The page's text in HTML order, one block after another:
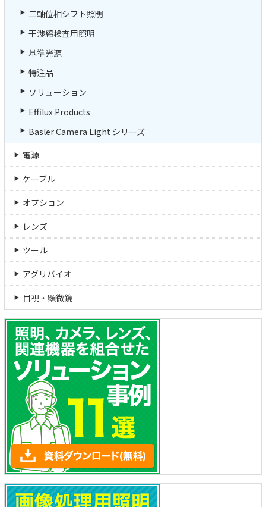
二軸位相シフト照明
干渉縞検査用照明
基準光源
特注品
ソリューション
Effilux Products
Basler Camera Light シリーズ
電源
ケーブル
オプション
レンズ
ツール
アグリバイオ
目視・顕微鏡